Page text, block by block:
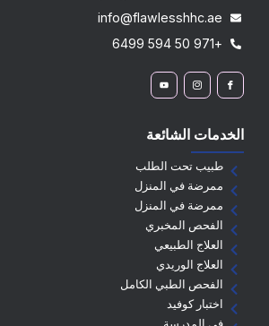
info@flawlesshhc.ae
+971 50 594 6499
الخدمات الشائعة
طبيب تحت الطلب
ممرضة في المنزل
ممرضة في المنزل
الفحص المخبري
العلاج الطبيعي
العلاج الوريدي
الفحص الطبي الكامل
اختبار كوفيد